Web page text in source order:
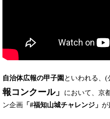
自治体広報の甲子園 といわれる、
報コンクール」
において、京
ン企画 「#福知山城チャレンジ」 が